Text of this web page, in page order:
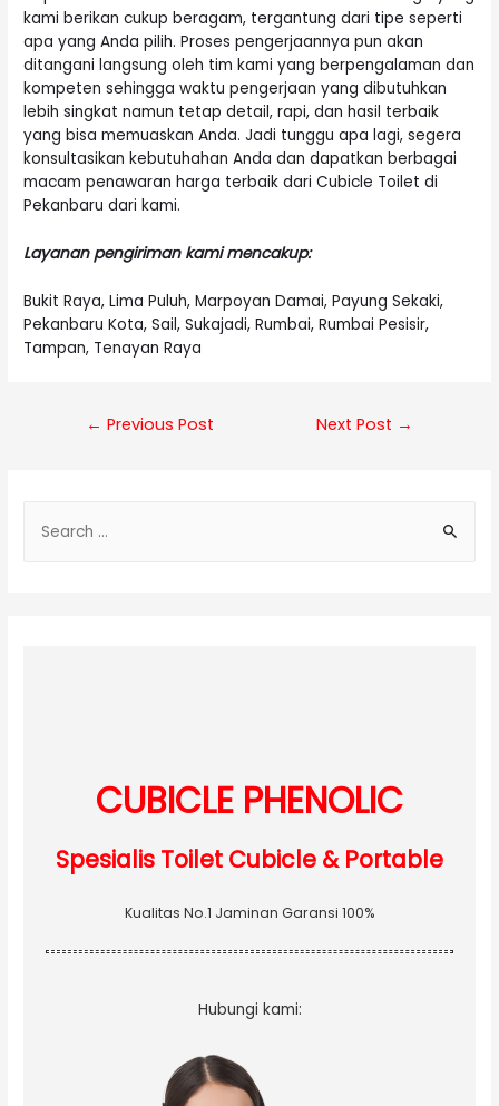
kami berikan cukup beragam, tergantung dari tipe seperti
apa yang Anda pilih. Proses pengerjaannya pun akan
ditangani langsung oleh tim kami yang berpengalaman dan
kompeten sehingga waktu pengerjaan yang dibutuhkan
lebih singkat namun tetap detail, rapi, dan hasil terbaik
yang bisa memuaskan Anda. Jadi tunggu apa lagi, segera
konsultasikan kebutuhahan Anda dan dapatkan berbagai
macam penawaran harga terbaik dari Cubicle Toilet di
Pekanbaru dari kami.
Layanan pengiriman kami mencakup:
Bukit Raya, Lima Puluh, Marpoyan Damai, Payung Sekaki,
Pekanbaru Kota, Sail, Sukajadi, Rumbai, Rumbai Pesisir,
Tampan, Tenayan Raya
Post
← Previous Post Next Post →
CUBICLE PHENOLIC
Spesialis Toilet Cubicle & Portable
Kualitas No.1 Jaminan Garansi 100%
Hubungi kami: